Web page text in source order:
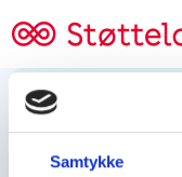
Samtykke